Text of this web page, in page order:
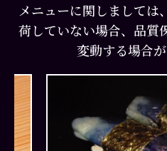
メニューに関しましては
荷していない場合、品質
変動する場合が